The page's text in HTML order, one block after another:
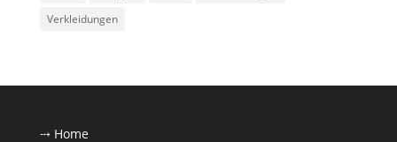
Verkleidungen
⤏ Home